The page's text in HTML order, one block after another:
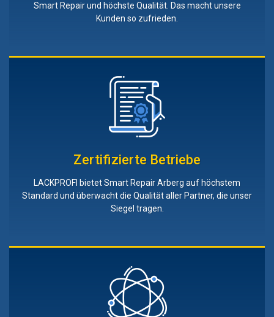
Smart Repair und höchste Qualität. Das macht unsere
Kunden so zufrieden.
Zertifizierte Betriebe
LACKPROFI bietet Smart Repair Arberg auf höchstem
Standard und überwacht die Qualität aller Partner, die unser
Siegel tragen.